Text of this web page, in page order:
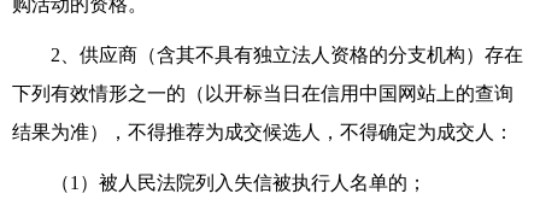
2、供应商（含其不具有独立法人资格的分支机构）存在
下列有效情形之一的 （以开标当日在信用中国网站上的查询
结果为准）
，不得推荐为成交候选人，不得确定为成交人：
（1）被人民法院列入失信被执行人名单的；